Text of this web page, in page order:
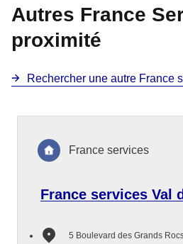
Autres France
proximité
Rechercher une autre France
France services Val
5 Boulevard des Grands
France services